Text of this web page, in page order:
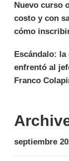
Nuevo curso
costo y con
cómo
Escándalo: la
enfrentó al
Franco
septiembre